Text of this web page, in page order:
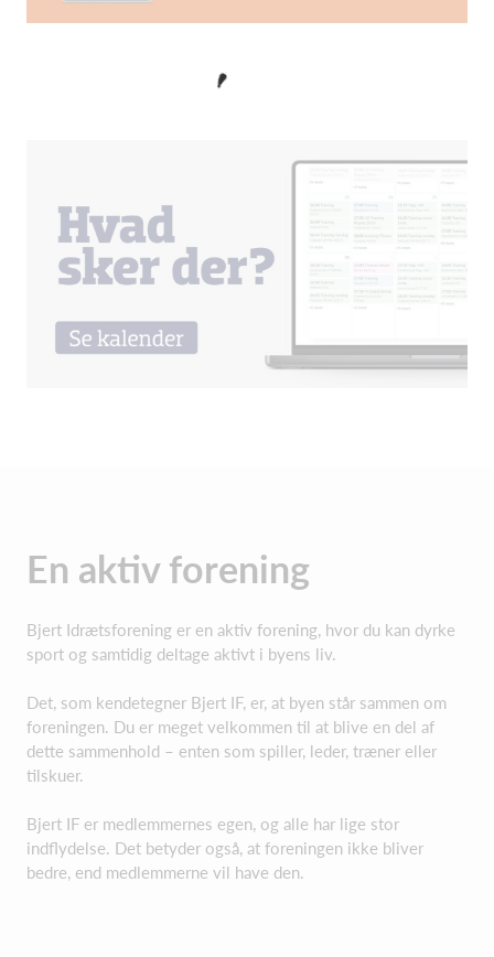
En aktiv forening
Bjert Idrætsforening er en aktiv forening, hvor du kan dyrke
sport og samtidig deltage aktivt i byens liv.
Det, som kendetegner Bjert IF, er, at byen står sammen om
foreningen. Du er meget velkommen til at blive en del af
dette sammenhold – enten som spiller, leder, træner eller
tilskuer.
Bjert IF er medlemmernes egen, og alle har lige stor
indflydelse. Det betyder også, at foreningen ikke bliver
bedre, end medlemmerne vil have den.